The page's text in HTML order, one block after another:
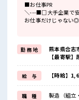
■お仕事PR
＼---■□大手企業で
お仕事だけじゃな
寮費手当があるので
(1)1年間で寮費手当最
(2)ワンルーム寮完備
(3)TV/冷蔵庫/洗濯機/
(4)駐車場完備なので
ほかにも...
赴任時は現地までの
就業先にはチケット
勤 務 地
熊本県合志
【最寄駅
給 与 【時給】
職 種 製造（組立